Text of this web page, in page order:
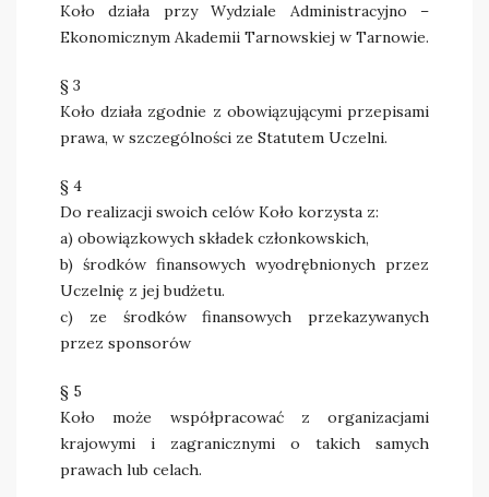
Koło działa przy Wydziale Administracyjno –
Ekonomicznym Akademii Tarnowskiej w Tarnowie.
§ 3
Koło działa zgodnie z obowiązującymi przepisami
prawa, w szczególności ze Statutem Uczelni.
§ 4
Do realizacji swoich celów Koło korzysta z:
a) obowiązkowych składek członkowskich,
b) środków finansowych wyodrębnionych przez
Uczelnię z jej budżetu.
c) ze środków finansowych przekazywanych
przez sponsorów
§ 5
Koło może współpracować z organizacjami
krajowymi i zagranicznymi o takich samych
prawach lub celach.